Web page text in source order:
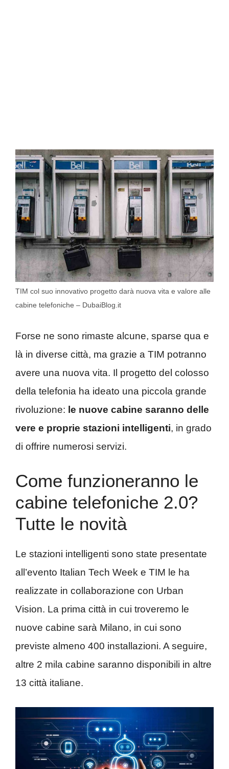
TIM col suo innovativo progetto darà nuova vita e valore alle
cabine telefoniche – DubaiBlog.it
Forse ne sono rimaste alcune, sparse qua e
là in diverse città, ma grazie a TIM potranno
avere una nuova vita. Il progetto del colosso
della telefonia ha ideato una piccola grande
rivoluzione: le nuove cabine saranno delle
vere e proprie stazioni intelligenti, in grado
di offrire numerosi servizi.
Come funzioneranno le
cabine telefoniche 2.0?
Tutte le novità
Le stazioni intelligenti sono state presentate
all’evento Italian Tech Week e TIM le ha
realizzate in collaborazione con Urban
Vision. La prima città in cui troveremo le
nuove cabine sarà Milano, in cui sono
previste almeno 400 installazioni. A seguire,
altre 2 mila cabine saranno disponibili in altre
13 città italiane.